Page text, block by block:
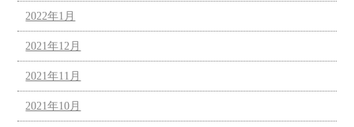
2022年1月
2021年12月
2021年11月
2021年10月